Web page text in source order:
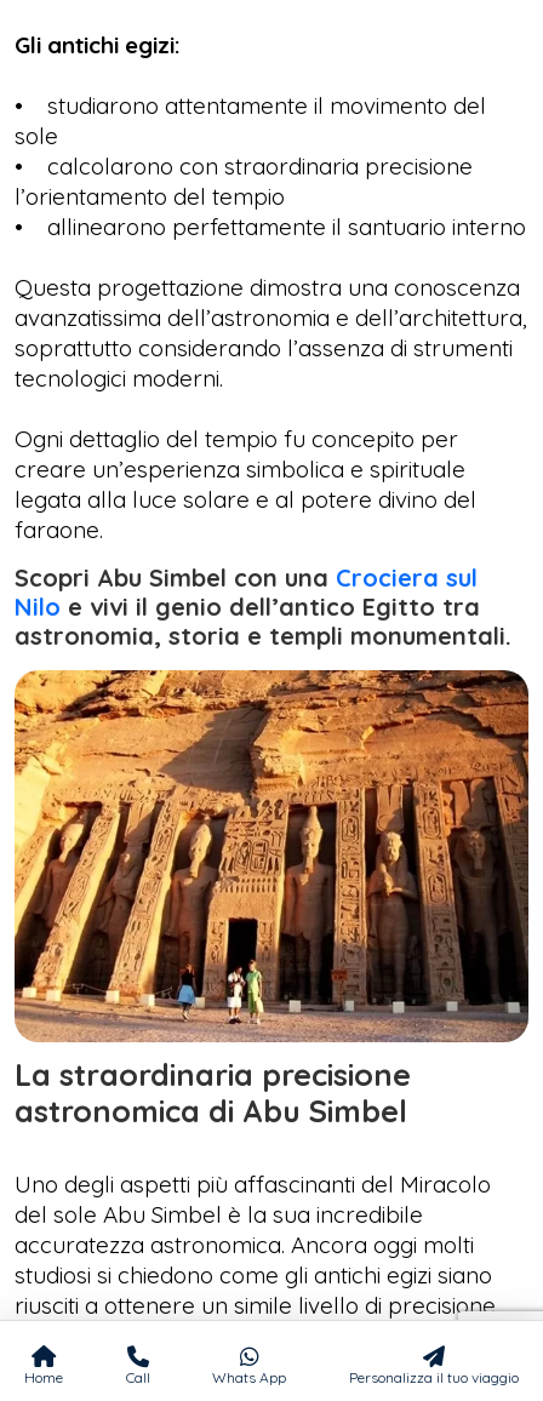
Gli antichi egizi:
• studiarono attentamente il movimento del
sole
• calcolarono con straordinaria precisione
l’orientamento del tempio
• allinearono perfettamente il santuario interno
Questa progettazione dimostra una conoscenza
avanzatissima dell’astronomia e dell’architettura,
soprattutto considerando l’assenza di strumenti
tecnologici moderni.
Ogni dettaglio del tempio fu concepito per
creare un’esperienza simbolica e spirituale
legata alla luce solare e al potere divino del
faraone.
Scopri Abu Simbel con una Crociera sul
Nilo e vivi il genio dell’antico Egitto tra
astronomia, storia e templi monumentali.
La straordinaria precisione
astronomica di Abu Simbel
Uno degli aspetti più affascinanti del Miracolo
del sole Abu Simbel è la sua incredibile
accuratezza astronomica. Ancora oggi molti
studiosi si chiedono come gli antichi egizi siano
riusciti a ottenere un simile livello di precisione
Home Call Whats App Personalizza il tuo viaggio